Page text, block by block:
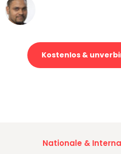
Kostenlos &
Nationale &